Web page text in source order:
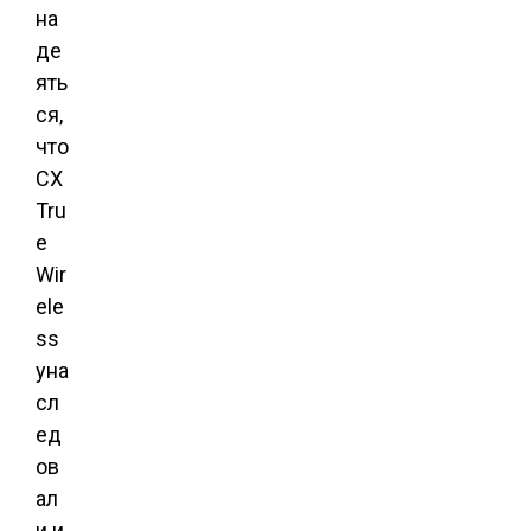
на
де
ять
ся,
что
CX
Tru
e
Wir
ele
ss
уна
сл
ед
ов
ал